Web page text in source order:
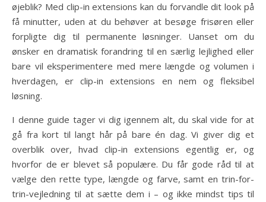
øjeblik? Med clip-in extensions kan du forvandle dit look på
få minutter, uden at du behøver at besøge frisøren eller
forpligte dig til permanente løsninger. Uanset om du
ønsker en dramatisk forandring til en særlig lejlighed eller
bare vil eksperimentere med mere længde og volumen i
hverdagen, er clip-in extensions en nem og fleksibel
løsning.
I denne guide tager vi dig igennem alt, du skal vide for at
gå fra kort til langt hår på bare én dag. Vi giver dig et
overblik over, hvad clip-in extensions egentlig er, og
hvorfor de er blevet så populære. Du får gode råd til at
vælge den rette type, længde og farve, samt en trin-for-
trin-vejledning til at sætte dem i – og ikke mindst tips til